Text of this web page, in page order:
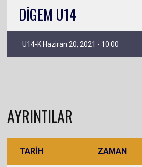
DİGEM U14
U14-K Haziran 20, 2021 - 10:00
AYRINTILAR
TARIH ZAMAN